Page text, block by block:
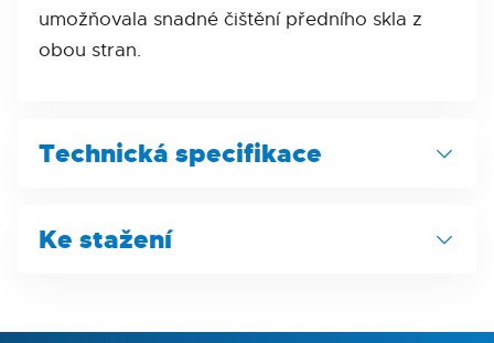
umožňovala snadné čištění předního skla z
obou stran.
Technická specifikace
Parametr
Ke stažení